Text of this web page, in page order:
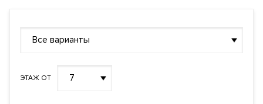
Все варианты
ЭТАЖ ОТ 7